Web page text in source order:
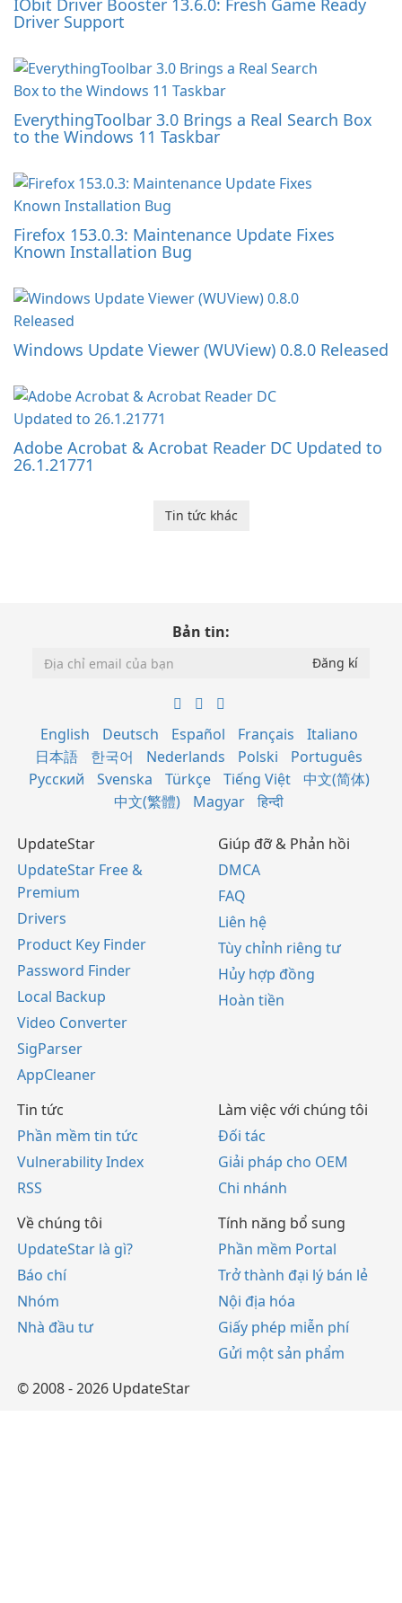
IObit Driver Booster 13.6.0: Fresh Game Ready
Driver Support
EverythingToolbar 3.0 Brings a Real Search Box
to the Windows 11 Taskbar
Firefox 153.0.3: Maintenance Update Fixes
Known Installation Bug
Windows Update Viewer (WUView) 0.8.0 Released
Adobe Acrobat & Acrobat Reader DC Updated to
26.1.21771
Tin tức khác
Bản tin:
English Deutsch Español Français
Italiano
日本語
한국어 Nederlands Polski
Português
Русский
Svenska Türkçe Tiếng Việt
中文(简体)
中文(繁體)
Magyar हिन्दी
UpdateStar
UpdateStar Free &
Premium
Drivers
Product Key Finder
Password Finder
Local Backup
Video Converter
SigParser
AppCleaner
Giúp đỡ & Phản hồi
DMCA
FAQ
Liên hệ
Tùy chỉnh riêng tư
Hủy hợp đồng
Hoàn tiền
Tin tức
Phần mềm tin tức
Vulnerability Index
RSS
Làm việc với chúng tôi
Đối tác
Giải pháp cho OEM
Chi nhánh
Về chúng tôi
UpdateStar là gì?
Báo chí
Nhóm
Nhà đầu tư
Tính năng bổ sung
Phần mềm Portal
Trở thành đại lý bán lẻ
Nội địa hóa
Giấy phép miễn phí
Gửi một sản phẩm
© 2008 - 2026 UpdateStar